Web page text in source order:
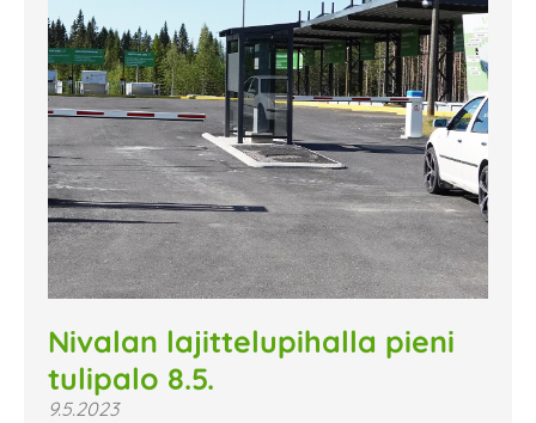
Nivalan lajittelupihalla pieni
tulipalo 8.5.
9.5.2023